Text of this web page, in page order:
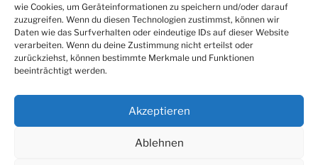
wie Cookies, um Geräteinformationen zu speichern und/oder darauf
zuzugreifen. Wenn du diesen Technologien zustimmst, können wir
Daten wie das Surfverhalten oder eindeutige IDs auf dieser Website
verarbeiten. Wenn du deine Zustimmung nicht erteilst oder
zurückziehst, können bestimmte Merkmale und Funktionen
beeinträchtigt werden.
Akzeptieren
Ablehnen